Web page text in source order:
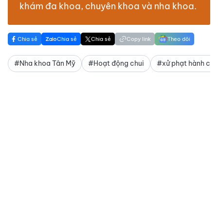
khám đa khoa, chuyên khoa và nha khoa.
Chia sẻ Chia sẻ Chia sẻ Copy link Theo dõi
#Nha khoa Tân Mỹ #Hoạt động chui #xử phạt hành